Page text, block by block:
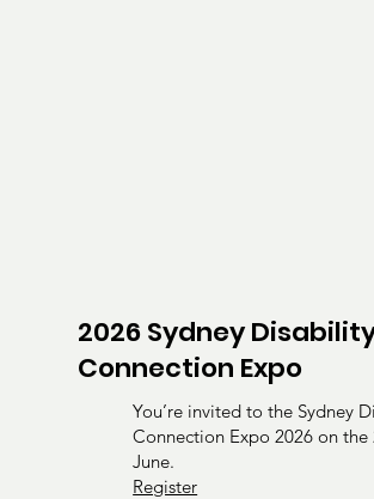
2026 Sydney
Connection Expo
You’re invited to the Sydney
Connection Expo 2026 on the
June.
Register